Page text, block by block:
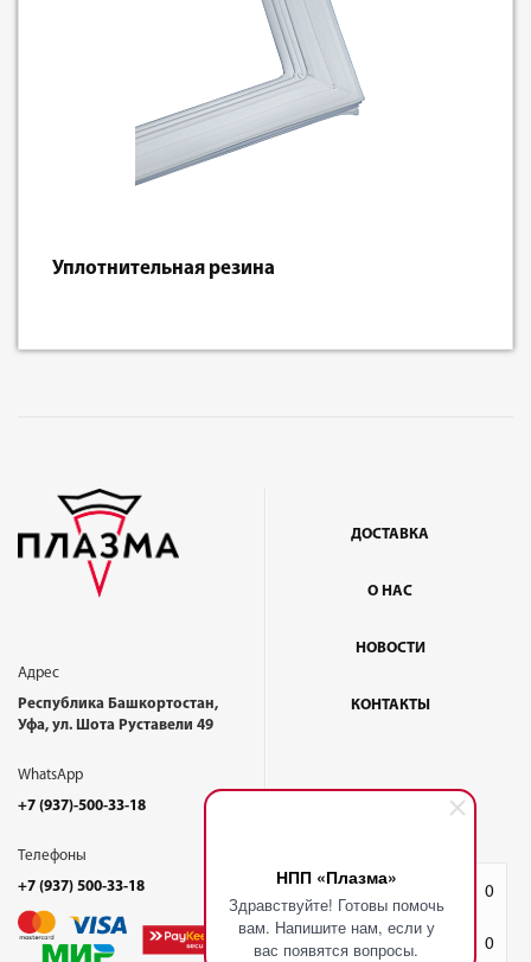
НПП «Плазма»
Здравствуйте! Готовы помочь
вам. Напишите нам, если у
вас появятся вопросы.
0
Корзина 0
Уплотнительная резина
Адрес
Республика Башкортостан,
Уфа, ул. Шота Руставели 49
WhatsApp
+7 (937)-500-33-18
Телефоны
+7 (937) 500-33-18
ДОСТАВКА
О НАС
НОВОСТИ
КОНТАКТЫ